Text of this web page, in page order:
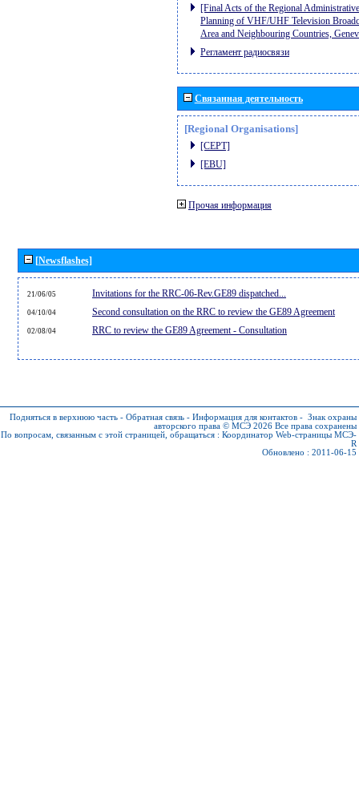
[Final Acts of the Regional
Planning of VHF/UHF Television
Area and Neighbouring Countries,
Регламент радиосвязи
Связанная деятельность
[Regional Organisations]
[CEPT]
[EBU]
Прочая информация
[Newsflashes]
21/06/05 Invitations for the RRC-06-Rev.GE89 dispatched...
04/10/04 Second consultation on the RRC to review the GE89 Agreement
02/08/04 RRC to review the GE89 Agreement - Consultation
Подняться в верхнюю часть - Обратная связь - Информация для контактов - Знак охраны
авторского права © МСЭ 2026 Все права сохранены
По вопросам, связанным с этой страницей, обращаться : Координатор Web-страницы МСЭ-
R
Обновлено : 2011-06-15